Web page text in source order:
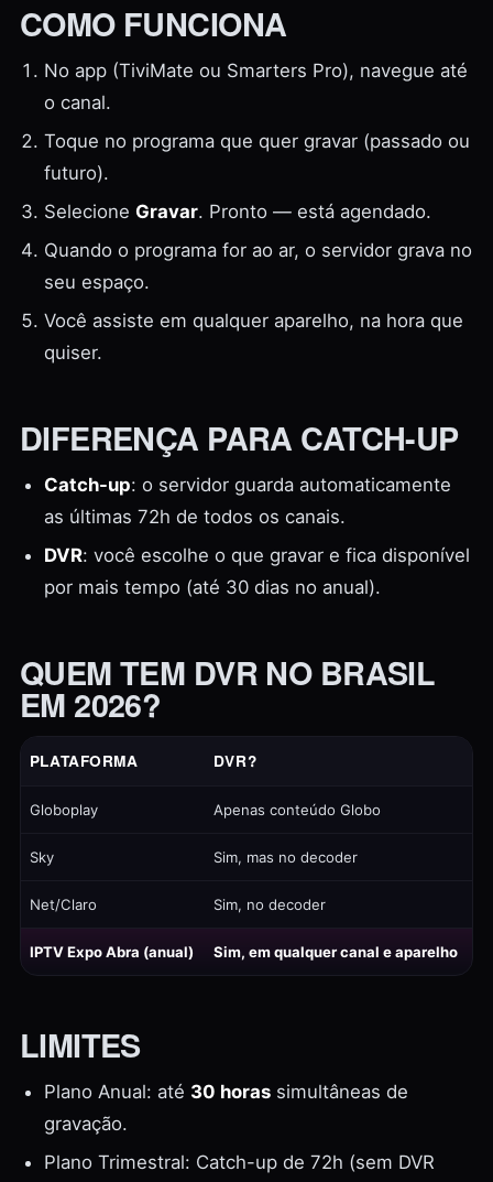
COMO FUNCIONA
No app (TiviMate ou Smarters Pro), navegue até
o canal.
Toque no programa que quer gravar (passado ou
futuro).
Selecione Gravar. Pronto — está agendado.
Quando o programa for ao ar, o servidor grava no
seu espaço.
Você assiste em qualquer aparelho, na hora que
quiser.
DIFERENÇA PARA CATCH-UP
Catch-up: o servidor guarda automaticamente
as últimas 72h de todos os canais.
DVR: você escolhe o que gravar e fica disponível
por mais tempo (até 30 dias no anual).
QUEM TEM DVR NO BRASIL
EM 2026?
PLATAFORMA DVR?
Globoplay Apenas conteúdo Globo
Sky Sim, mas no decoder
Net/Claro Sim, no decoder
IPTV Expo Abra (anual) Sim, em qualquer canal e aparelho
LIMITES
Plano Anual: até 30 horassimultâneas de
gravação.
Plano Trimestral: Catch-up de 72h (sem DVR